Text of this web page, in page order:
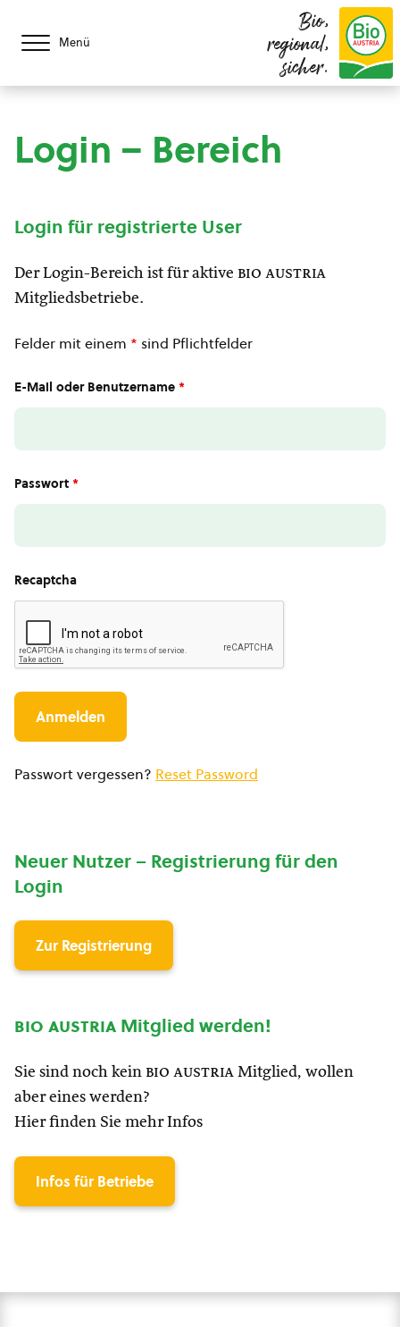
Menü
Bio,
regional,
sicher.
Login – Bereich
Login für registrierte User
Der Login-Bereich ist für aktive bio austria
Mitgliedsbetriebe.
Felder mit einem * sind Pflichtfelder
E-Mail oder Benutzername *
Passwort *
Recaptcha
Passwort vergessen? Reset Password
Neuer Nutzer – Registrierung für den
Login
Zur Registrierung
bio austria Mitglied werden!
Sie sind noch kein bio austria Mitglied, wollen
aber eines werden?
Hier finden Sie mehr Infos
Infos für Betriebe